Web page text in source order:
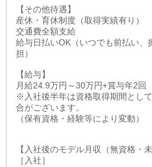
【その他待遇】
産休・育休制度（取得実績有り）
交通費全額支給
給与日払いOK（いつでも前払い、
担）
【給与】
月給24.9万円～30万円+賞与年2回
※入社後半年は資格取得期間とし
合がございます。
（保有資格・経験等により変動）
【入社後のモデル月収（無資格・
［入社］